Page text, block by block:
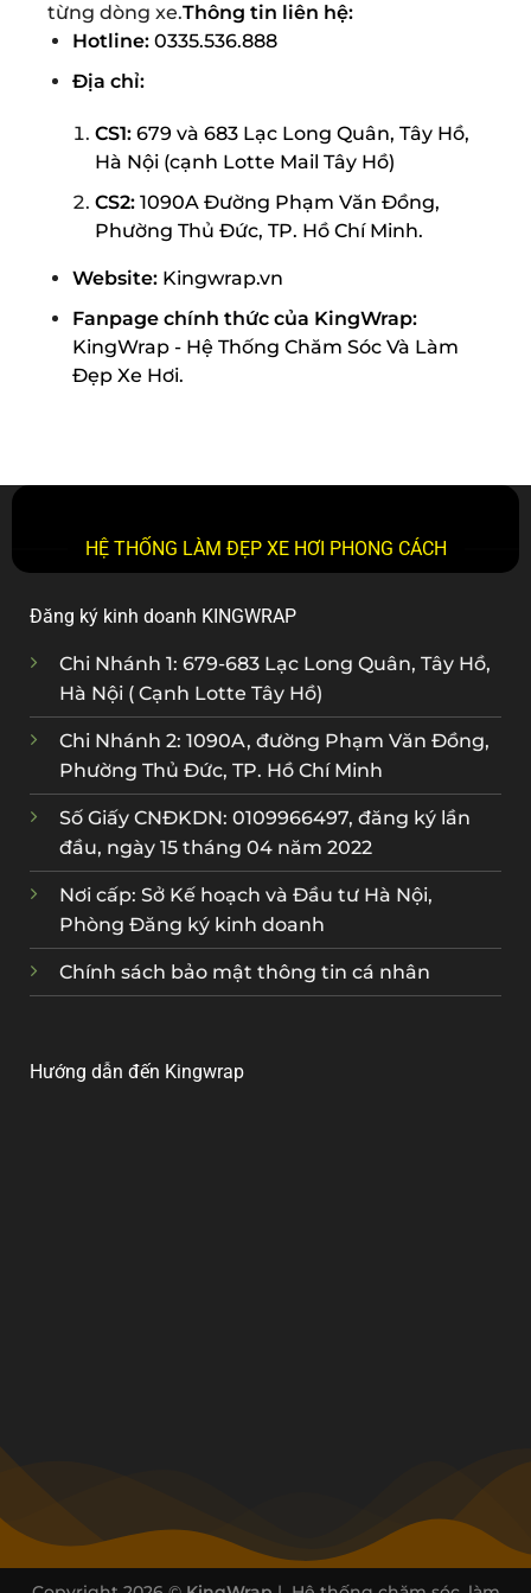
từng dòng xe.Thông tin liên hệ:
Hotline: 0335.536.888
Địa chỉ:
CS1: 679 và 683 Lạc Long Quân, Tây Hồ,
Hà Nội (cạnh Lotte Mail Tây Hồ)
CS2: 1090A Đường Phạm Văn Đồng,
Phường Thủ Đức, TP. Hồ Chí Minh.
Website:Kingwrap.vn
Fanpage chính thức của KingWrap:
KingWrap - Hệ Thống Chăm Sóc Và Làm
Đẹp Xe Hơi.
HỆ THỐNG LÀM ĐẸP XE HƠI PHONG CÁCH
Đăng ký kinh doanh KINGWRAP
Chi Nhánh 1: 679-683 Lạc Long Quân, Tây Hồ,
Hà Nội ( Cạnh Lotte Tây Hồ)
Chi Nhánh 2: 1090A, đường Phạm Văn Đồng,
Phường Thủ Đức, TP. Hồ Chí Minh
Số Giấy CNĐKDN: 0109966497, đăng ký lần
đầu, ngày 15 tháng 04 năm 2022
Nơi cấp: Sở Kế hoạch và Đầu tư Hà Nội,
Phòng Đăng ký kinh doanh
Chính sách bảo mật thông tin cá nhân
Hướng dẫn đến Kingwrap